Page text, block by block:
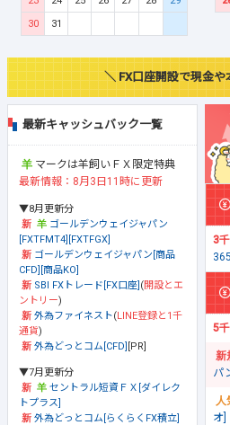
30
31
＼ FX口座開設で現金や
最新キャッシュバック一覧
マークは羊飼いＦＸ限定特典
最新情報：8月3日11時に更新
▼8月更新分
ゴールデンウェイジャパン
[FXTFMT4][FXTFGX]
ゴールデンウェイジャパン[商品
CFD][商品KO]
SBI FXトレード[FX口座] (開設とエ
ントリー)
外為ファイネスト(LINE登録と1千
通貨)
外為どっとコム[CFD] [PR]
▼7月更新分
セントラル短資ＦＸ[ダイレク
トプラス]
外為どっとコム[らくらくFX積立]
3
365]
5
パ
オ]